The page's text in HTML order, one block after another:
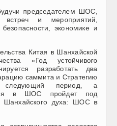
председателем ШОС,
и мероприятий,
экономике и
Китая в Шанхайской
«Год устойчивого
разработать два
саммита и Стратегию
период, а
в ШОС пройдет под
Шанхайского духа: ШОС в